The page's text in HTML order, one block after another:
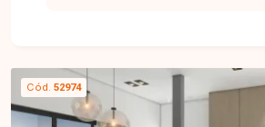
área de serviço, interfone e 1 vaga
imóvel possui ambientes amplos
distribuídos, proporcionando
Cód. 52974